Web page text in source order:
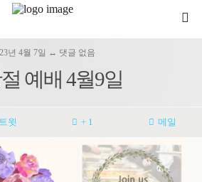
년 4월 7일 ↔ 댓글 없음
예배 4월9일
트윗 + 1 메일